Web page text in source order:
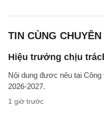
TIN CÙNG
Hiệu trưởng chịu
Nội dung đươc nêu tại
2026-2027.
1 giờ trước